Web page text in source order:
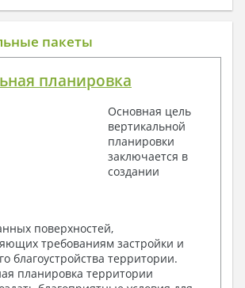
раздел:
по проекту
маркировочные планы с
и состав конструкций
с ведомостью внешних отделок
проемов – спецификация
перемычек – сечения и
узлы в конструкциях
раздел:
по проекту
пакеты
планировка
Основная цель
вертикальной
планировки
заключается в
создании
поверхностей,
требованиям застройки и
благоустройства территории.
планировка территории